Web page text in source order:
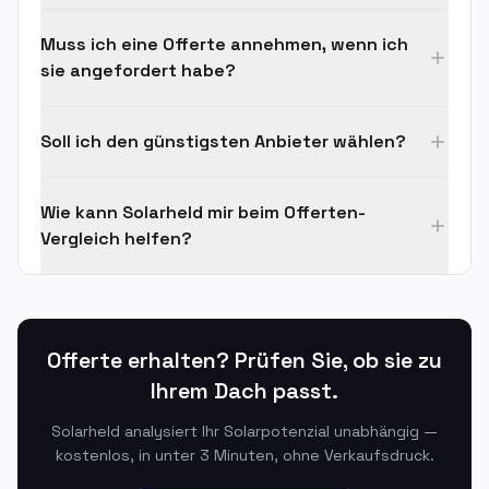
Muss ich eine Offerte annehmen, wenn ich
sie angefordert habe?
Soll ich den günstigsten Anbieter wählen?
Wie kann Solarheld mir beim Offerten-
Vergleich helfen?
Offerte erhalten? Prüfen Sie, ob sie zu
Ihrem Dach passt.
Solarheld analysiert Ihr Solarpotenzial unabhängig —
kostenlos, in unter 3 Minuten, ohne Verkaufsdruck.